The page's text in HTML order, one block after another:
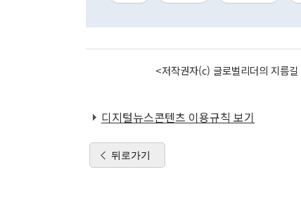
<저작권자(c) 글로벌리더의 지름
디지털뉴스콘텐츠 이용규칙 보기
뒤로가기